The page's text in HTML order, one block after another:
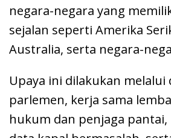
negara-negara yang
sejalan seperti Amerika
Australia, serta negara-
Upaya ini dilakukan melalui
parlemen, kerja sama
hukum dan penjaga